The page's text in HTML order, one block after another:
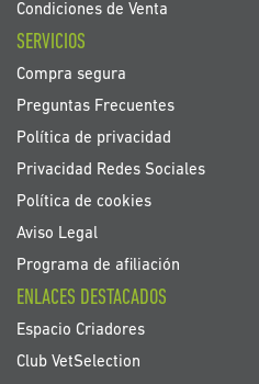
Condiciones de Venta
SERVICIOS
Compra segura
Preguntas Frecuentes
Política de privacidad
Privacidad Redes Sociales
Política de cookies
Aviso Legal
Programa de afiliación
ENLACES DESTACADOS
Espacio Criadores
Club VetSelection